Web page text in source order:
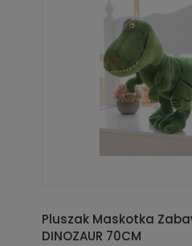
Pluszak Maskotka
DINOZAUR 70CM